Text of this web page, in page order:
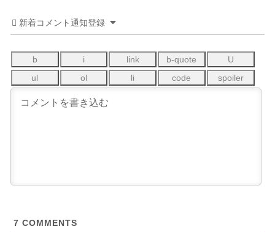
新着コメント通知登録
7 COMMENTS